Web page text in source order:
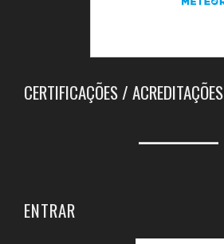
CERTIFICAÇÕES / ACREDITAÇÕES
ENTRAR